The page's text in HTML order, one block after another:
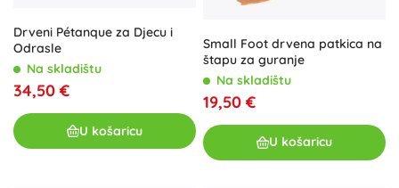
Drveni Pétanque za Djecu i
Odrasle
Na skladištu
34,50 €
U košaricu
Small Foot drvena patkica na
štapu za guranje
Na skladištu
19,50 €
U košaricu